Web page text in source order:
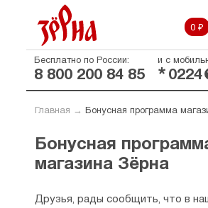
0 ₽
Бесплатно по России:
8 800 200 84 85
и с
* 0224
Главная → Бонусная программа
Бонусная
магазина Зёрна
Друзья, рады сообщить, что в